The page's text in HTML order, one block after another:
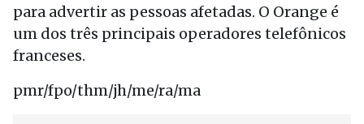
para advertir as pessoas afetadas. O Orange é
um dos três principais operadores telefônicos
franceses.
pmr/fpo/thm/jh/me/ra/ma